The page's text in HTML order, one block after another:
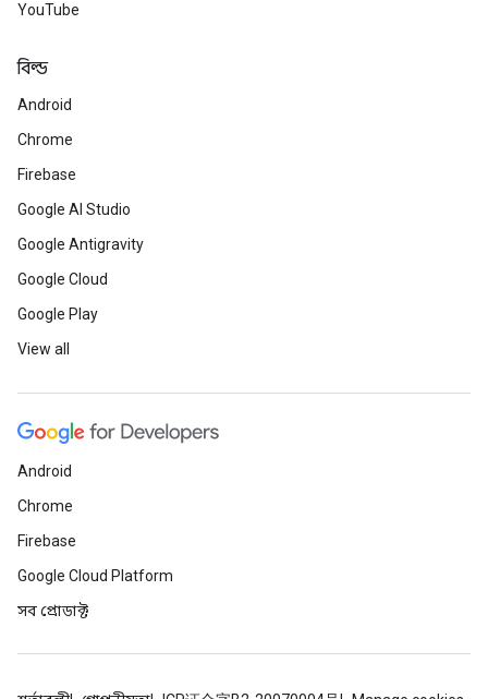
YouTube
বিল্ড
Android
Chrome
Firebase
Google AI Studio
Google Antigravity
Google Cloud
Google Play
View all
Android
Chrome
Firebase
Google Cloud Platform
সব প্রোডাক্ট